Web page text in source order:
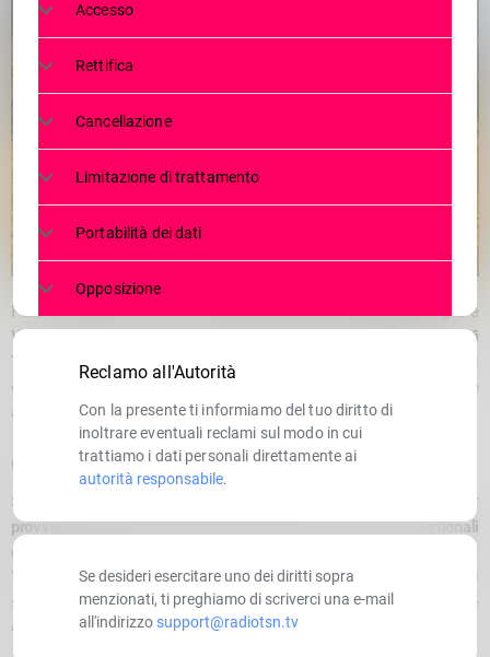
Parole durissime dai sindaci diAprica,Bianzone,Grosio,Teglioe
Villa di Tirano
Comunità Montana di
Tirano
, guidata da Giordana Caelli
dall’insediamento, il bilancio è impietoso:
fallimento politico e
amministrativo su tutta la linea.
Gestione inefficace e mancanza di visione
Secondo i primi cittadini, l’attuale esecutivo si è distinto per
provvedimenti sbagliati,finanziamenti persiescelte gestionali
discutibili
“
Nomine fatte senza criterio, con le persone sbagliate nei posti
sbagliati, hanno svuotato di senso l’ente, rendendolo inefficace
e irrilevante sul territorio”.
Accesso
Rettifica
Cancellazione
Limitazione di trattamento
Portabilità dei dati
Opposizione
Reclamo all'Autorità
Con la presente ti informiamo del tuo diritto di
inoltrare eventuali reclami sul modo in cui
trattiamo i dati personali direttamente ai
autorità responsabile.
Se desideri esercitare uno dei diritti sopra
menzionati, ti preghiamo di scriverci una e-mail
all'indirizzo support@radiotsn.tv